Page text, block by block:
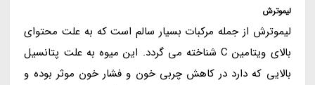
لیموترش
لیموترش از جمله مرکبات بسیار سالم است که به علت محتوای
بالای ویتامین C شناخته می گردد. این میوه به علت پتانسیل
بالایی که دارد در کاهش چربی خون و فشار خون موثر بوده و